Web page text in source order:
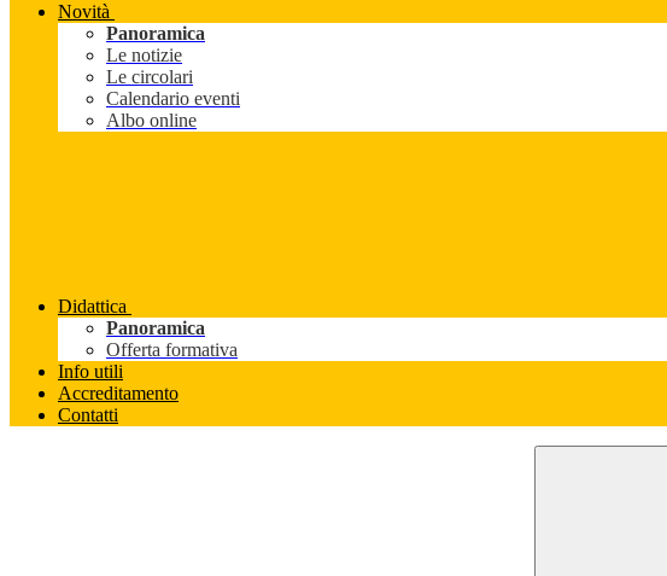
Novità
Panoramica
Le notizie
Le circolari
Calendario eventi
Albo online
Didattica
Panoramica
Offerta formativa
Info utili
Accreditamento
Contatti